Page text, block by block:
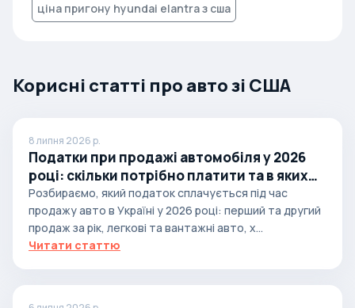
ціна пригону hyundai elantra з сша
Корисні статті про авто зі США
8 липня 2026 р.
Податки при продажі автомобіля у 2026
році: скільки потрібно платити та в яких
випадках
Розбираємо, який податок сплачується під час
продажу авто в Україні у 2026 році: перший та другий
продаж за рік, легкові та вантажні авто, х...
Читати статтю